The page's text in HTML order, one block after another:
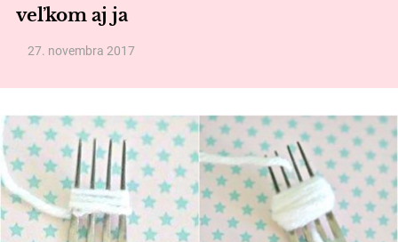
veľkom aj ja
27. novembra 2017